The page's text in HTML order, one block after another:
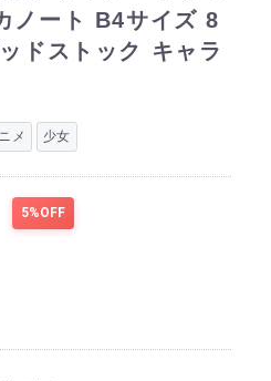
ノート B4サイズ 8
ドストック キャラ
メ 少女
5%OFF